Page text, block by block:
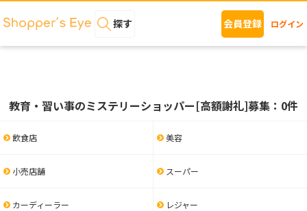
探す 会員登録 ログイン
教育・習い事のミステリーショッパー[高額謝礼]募集：0件
飲食店 美容
小売店舗 スーパー
カーディーラー レジャー